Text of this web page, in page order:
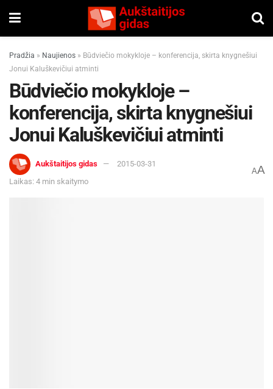
Pradžia » Naujienos » Būdviečio mokykloje – konferencija, skirta knygnešiui
Jonui Kaluškevičiui atminti
Būdviečio mokykloje –
konferencija, skirta knygnešiui
Jonui Kaluškevičiui atminti
Aukštaitijos gidas
2015-03-31
Laikas: 4 min skaitymo
AA